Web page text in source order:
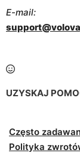
E-mail:
UZYSKAJ
Często
Polityka